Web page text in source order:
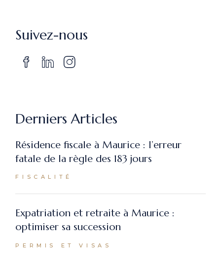
Suivez-nous
Derniers Articles
Résidence fiscale à Maurice : l’erreur
fatale de la règle des 183 jours
FISCALITÉ
Expatriation et retraite à Maurice :
optimiser sa succession
PERMIS ET VISAS